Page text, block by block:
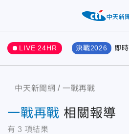
LIVE 24HR 決戰2026 即時
中天新聞網 一戰再戰
一戰再戰 相關報導
有 3 項結果